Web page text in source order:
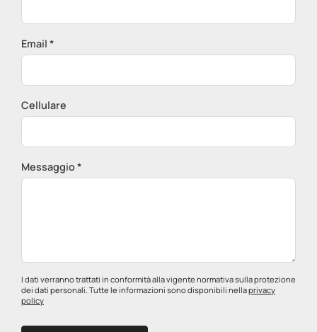
Email *
Cellulare
Messaggio *
I dati verranno trattati in conformità alla vigente normativa sulla protezione
dei dati personali. Tutte le informazioni sono disponibili nellaprivacy
policy